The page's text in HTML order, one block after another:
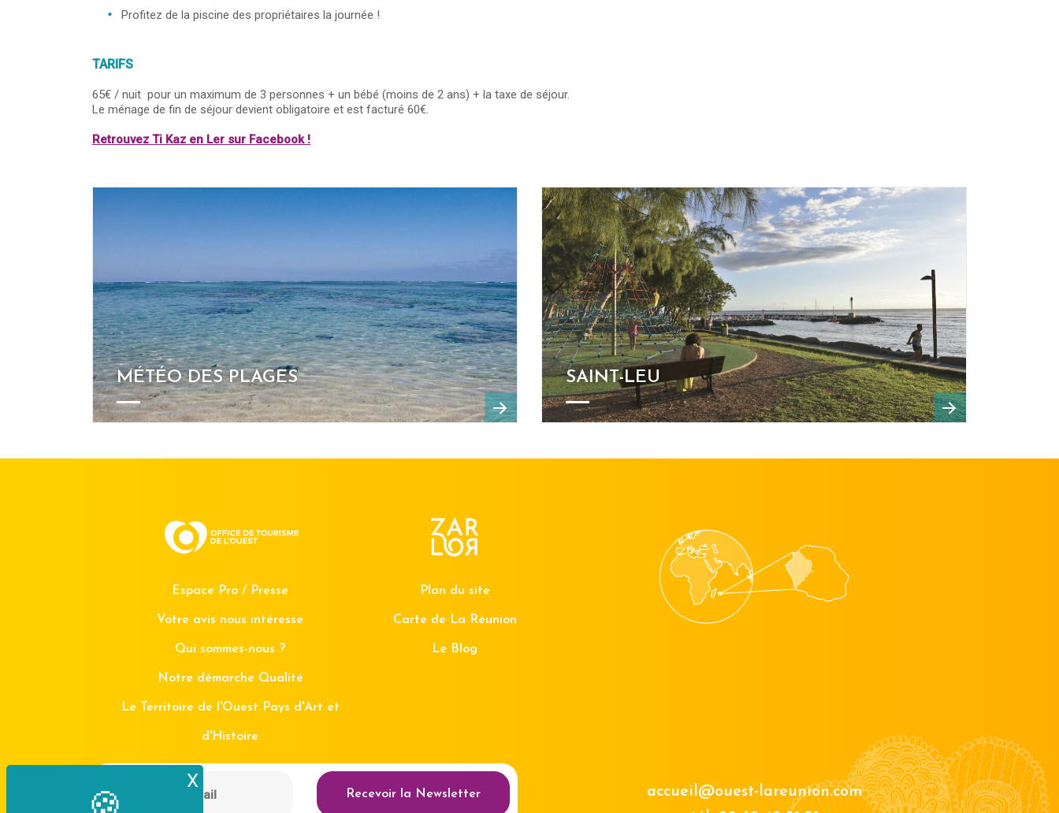
X Masquer le bandeau des cookies
Profitez de la piscine des propriétaires la journée !
TARIFS
65€ / nuit pour un maximum de 3 personnes + un bébé (moins de 2 ans) + la taxe de séjour.
Le ménage de fin de séjour devient obligatoire et est facturé 60€.
Retrouvez Ti Kaz en Ler sur Facebook !
MÉTÉO DES PLAGES SAINT-LEU
Espace Pro / Presse
Votre avis nous intéresse
Qui sommes-nous ?
Notre démarche Qualité
Le Territoire de l'Ouest Pays d'Art et
d'Histoire
Plan du site
Carte de La Réunion
Le Blog
Recevoir la Newsletter
accueil@ouest-lareunion.com